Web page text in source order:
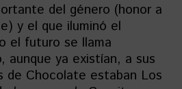
del género (honor a
y el que iluminó el
el futuro se llama
aunque ya existían, a sus
de Chocolate estaban Los